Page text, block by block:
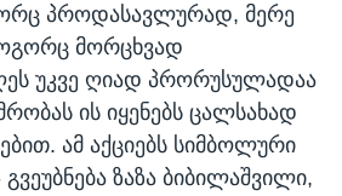
პროდასავლურად, მერე
მორცხვად
უკვე ღიად პრორუსულადაა
ის იყენებს ცალსახად
ამ აქციებს სიმბოლური
ზაზა ბიბილაშვილი,